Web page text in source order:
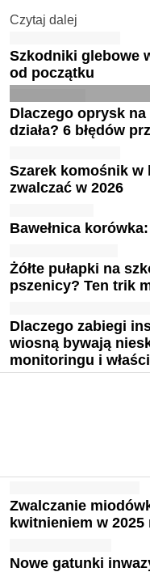
Czytaj dalej
Szkodniki glebowe
od początku
Dlaczego oprysk
działa? 6 błędów
Szarek komośnik w
zwalczać w 2026
Bawełnica
Żółte pułapki na
pszenicy? Ten trik
Dlaczego zabiegi
wiosną bywają
monitoringu i
Zwalczanie
kwitnieniem w 2025
Nowe gatunki